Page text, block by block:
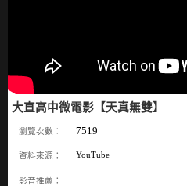
大直高中微電影【天真無雙】
瀏覽次數： 7519
資料來源： YouTube
影音推薦：